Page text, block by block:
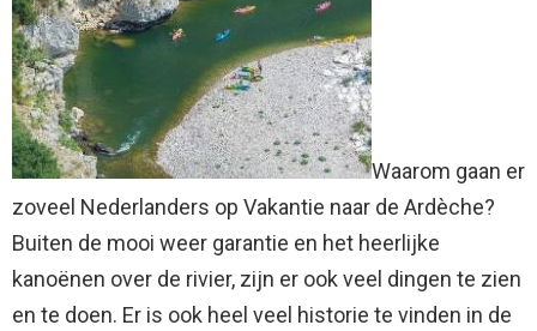
Waarom gaan er
zoveel Nederlanders op Vakantie naar de Ardèche?
Buiten de mooi weer garantie en het heerlijke
kanoënen over de rivier, zijn er ook veel dingen te zien
en te doen. Er is ook heel veel historie te vinden in de